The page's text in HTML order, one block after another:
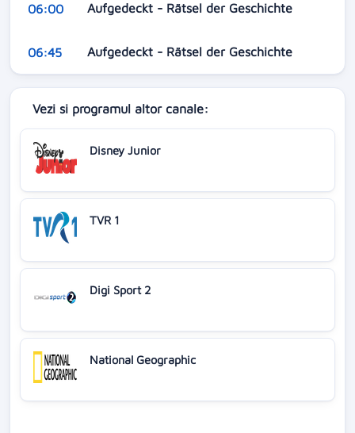
06:00 Aufgedeckt - Rätsel der Geschichte
06:45 Aufgedeckt - Rätsel der Geschichte
Vezi si programul altor canale:
Disney Junior
TVR 1
Digi Sport 2
National Geographic